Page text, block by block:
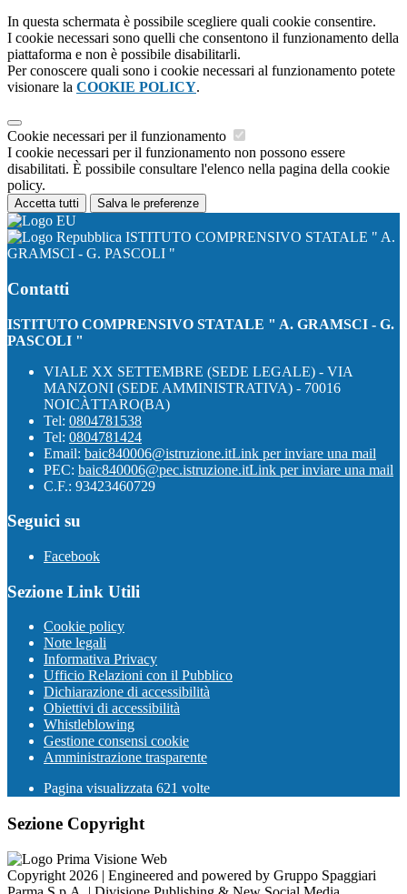
In questa schermata è possibile scegliere quali cookie consentire.
I cookie necessari sono quelli che consentono il funzionamento della
piattaforma e non è possibile disabilitarli.
Per conoscere quali sono i cookie necessari al funzionamento potete
visionare la COOKIE POLICY.
Cookie necessari per il funzionamento
I cookie necessari per il funzionamento non possono essere
disabilitati. È possibile consultare l'elenco nella pagina della cookie
policy.
Accetta tutti Salva le preferenze
ISTITUTO COMPRENSIVO STATALE " A.
GRAMSCI - G. PASCOLI "
Contatti
ISTITUTO COMPRENSIVO STATALE " A. GRAMSCI - G.
PASCOLI "
VIALE XX SETTEMBRE (SEDE LEGALE) - VIA
MANZONI (SEDE AMMINISTRATIVA) - 70016
NOICÀTTARO(BA)
Tel: 0804781538
Tel: 0804781424
Email: baic840006@istruzione.itLink per inviare una mail
PEC: baic840006@pec.istruzione.itLink per inviare una mail
C.F.: 93423460729
Seguici su
Facebook
Sezione Link Utili
Cookie policy
Note legali
Informativa Privacy
Ufficio Relazioni con il Pubblico
Dichiarazione di accessibilità
Obiettivi di accessibilità
Whistleblowing
Gestione consensi cookie
Amministrazione trasparente
Pagina visualizzata 621 volte
Sezione Copyright
Copyright 2026 | Engineered and powered by Gruppo Spaggiari